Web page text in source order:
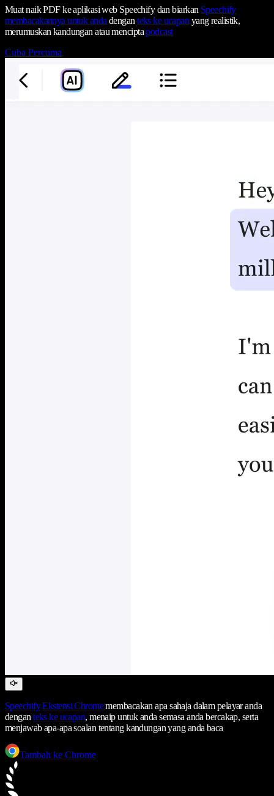
Muat naik PDF ke aplikasi web Speechify dan biarkan Speechify
membacakannya untuk anda denganteks ke ucapan yang realistik,
merumuskan kandungan atau menciptapodcast
Cuba Percuma
Speechify Ekstensi Chromemembacakan apa sahaja dalam pelayar anda
denganteks ke ucapan, menaip untuk anda semasa anda bercakap, serta
menjawab apa-apa soalan tentang kandungan yang anda baca
Tambah ke Chrome